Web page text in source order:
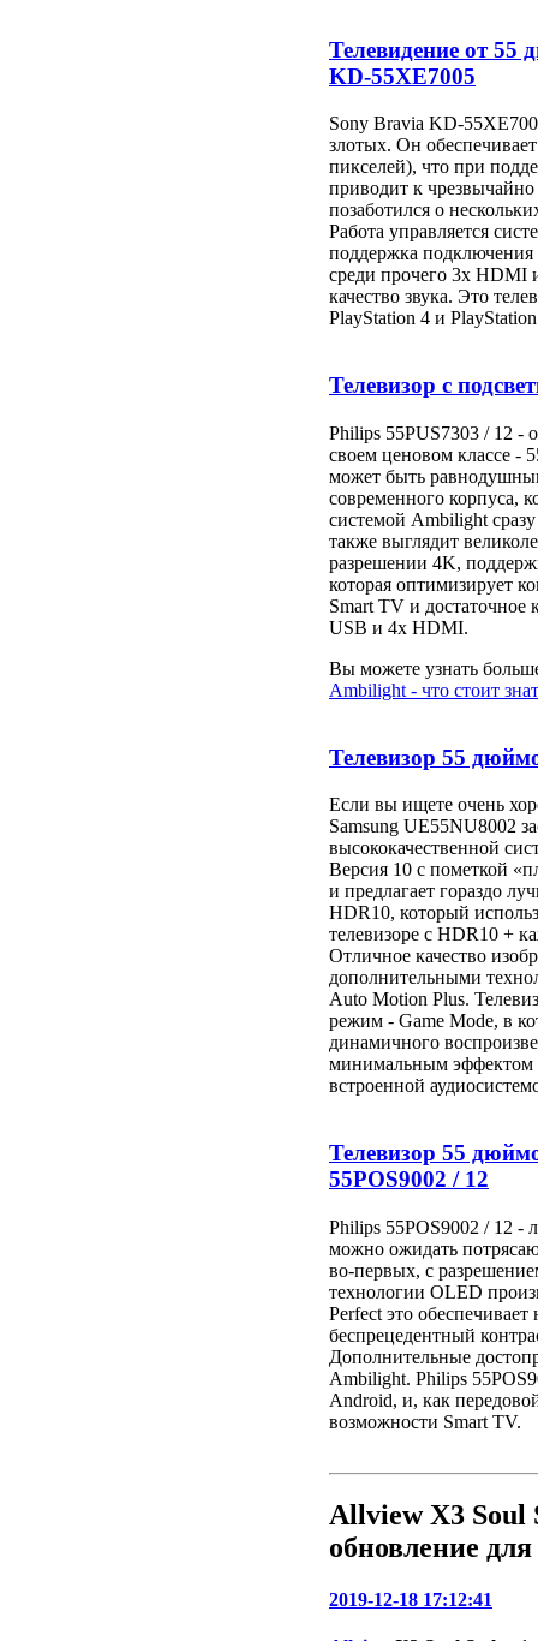
Телевидение от 55
KD-55XE7005
Sony Bravia KD-
злотых. Он
пикселей), что при
приводит к
позаботился о
Работа управляется
поддержка
среди прочего 3x HDMI
качество звука. Это
PlayStation 4 и
Телевизор с
Philips 55PUS7303 / 12 -
своем ценовом классе -
может быть
современного корпуса,
системой Ambilight сразу
также выглядит
разрешении 4K,
которая оптимизирует
Smart TV и достаточное
USB и 4x HDMI.
Вы можете узнать
Ambilight - что стоит
Телевизор 55
Если вы ищете очень
Samsung UE55NU8002
высококачественной
Версия 10 с пометкой
и предлагает гораздо
HDR10, который
телевизоре с HDR10 +
Отличное качество
дополнительными
Auto Motion Plus.
режим - Game Mode, в
динамичного
минимальным эффектом
встроенной
Телевизор 55
55POS9002 / 12
Philips 55POS9002 / 12 -
можно ожидать
во-первых, с
технологии OLED
Perfect это
беспрецедентный
Дополнительные
Ambilight. Philips
Android, и, как
возможности Smart TV.
Allview X3 Soul
обновление
2019-12-18 17:12:41